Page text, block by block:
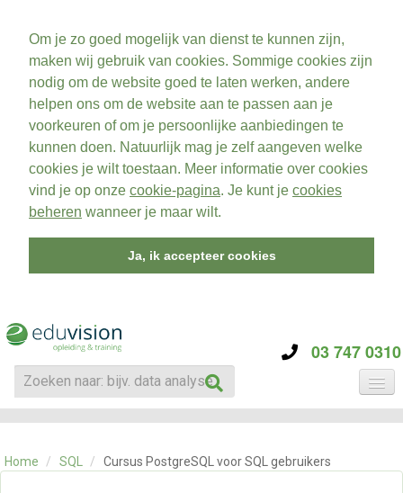
Om je zo goed mogelijk van dienst te kunnen zijn,
maken wij gebruik van cookies. Sommige cookies zijn
nodig om de website goed te laten werken, andere
helpen ons om de website aan te passen aan je
voorkeuren of om je persoonlijke aanbiedingen te
kunnen doen. Natuurlijk mag je zelf aangeven welke
cookies je wilt toestaan. Meer informatie over cookies
vind je op onze cookie-pagina. Je kunt je cookies
beheren wanneer je maar wilt.
Ja, ik accepteer cookies
03 747 0310
CATEGORIE
OVER ONS
Home / SQL / Cursus PostgreSQL voor SQL gebruikers